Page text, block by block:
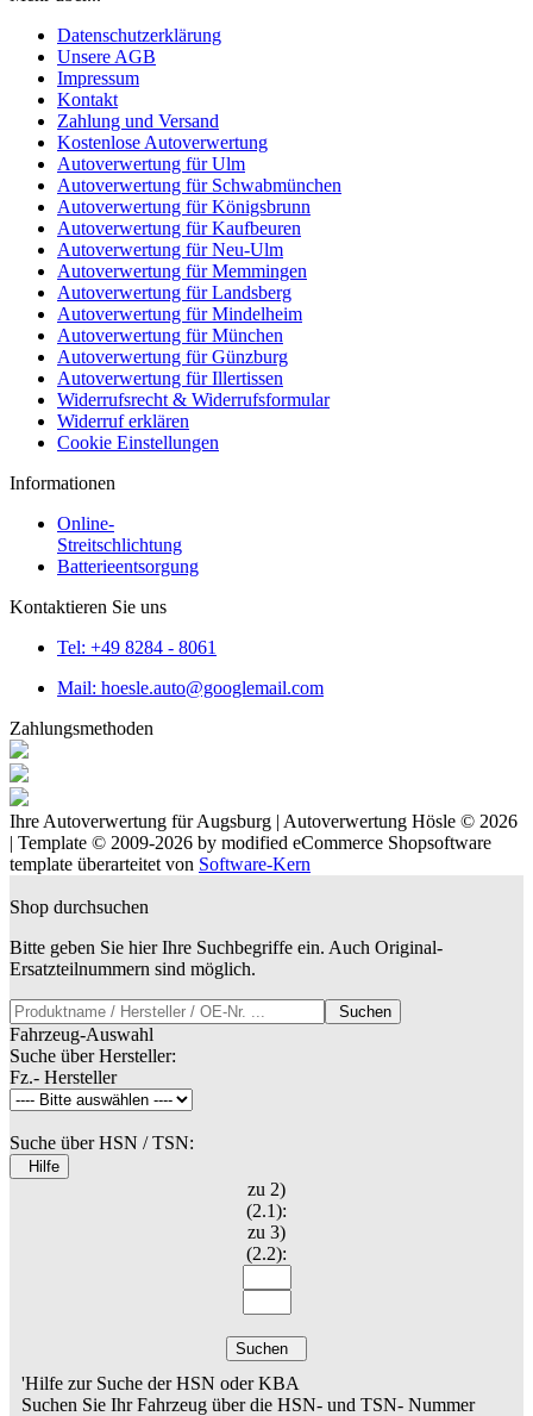
Datenschutzerklärung
Unsere AGB
Impressum
Kontakt
Zahlung und Versand
Kostenlose Autoverwertung
Autoverwertung für Ulm
Autoverwertung für Schwabmünchen
Autoverwertung für Königsbrunn
Autoverwertung für Kaufbeuren
Autoverwertung für Neu-Ulm
Autoverwertung für Memmingen
Autoverwertung für Landsberg
Autoverwertung für Mindelheim
Autoverwertung für München
Autoverwertung für Günzburg
Autoverwertung für Illertissen
Widerrufsrecht & Widerrufsformular
Widerruf erklären
Cookie Einstellungen
Informationen
Online-
Streitschlichtung
Batterieentsorgung
Kontaktieren Sie uns
Tel: +49 8284 - 8061
Mail: hoesle.auto@googlemail.com
Zahlungsmethoden
Ihre Autoverwertung für Augsburg | Autoverwertung Hösle © 2026
| Template © 2009-2026 by modified eCommerce Shopsoftware
template überarteitet von Software-Kern
Shop durchsuchen
Bitte geben Sie hier Ihre Suchbegriffe ein. Auch Original-
Ersatzteilnummern sind möglich.
Suchen
Fahrzeug-Auswahl
Suche über Hersteller:
Fz.- Hersteller
Suche über HSN / TSN:
Hilfe
zu 2)
(2.1):
zu 3)
(2.2):
Suchen
'Hilfe zur Suche der HSN oder KBA
Suchen Sie Ihr Fahrzeug über die HSN- und TSN- Nummer